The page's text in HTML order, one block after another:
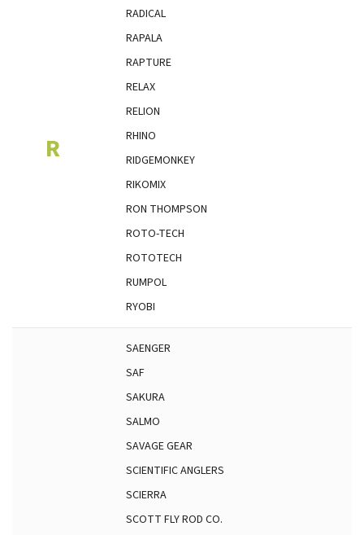
R
RADICAL
RAPALA
RAPTURE
RELAX
RELION
RHINO
RIDGEMONKEY
RIKOMIX
RON THOMPSON
ROTO-TECH
ROTOTECH
RUMPOL
RYOBI
SAENGER
SAF
SAKURA
SALMO
SAVAGE GEAR
SCIENTIFIC ANGLERS
SCIERRA
SCOTT FLY ROD CO.